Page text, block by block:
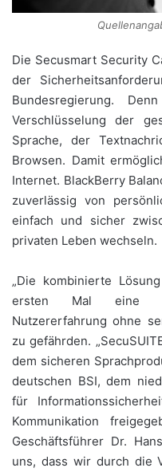
Die Secusmart Security
der
Bundesregierung.
Verschlüsselung der
Sprache, der
Browsen. Damit
Internet. BlackBerry
zuverlässig von
einfach und sicher
privaten Leben wechseln.
„Die kombinierte
ersten Mal eine
Nutzererfahrung ohne
zu gefährden.
dem sicheren
deutschen BSI, dem
für
Kommunikation
Geschäftsführer Dr.
uns, dass wir durch die